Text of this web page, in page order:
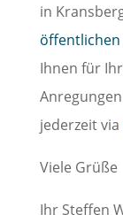
in
Ihnen für
jederzeit via
Viele Grüße
Ihr Steffen